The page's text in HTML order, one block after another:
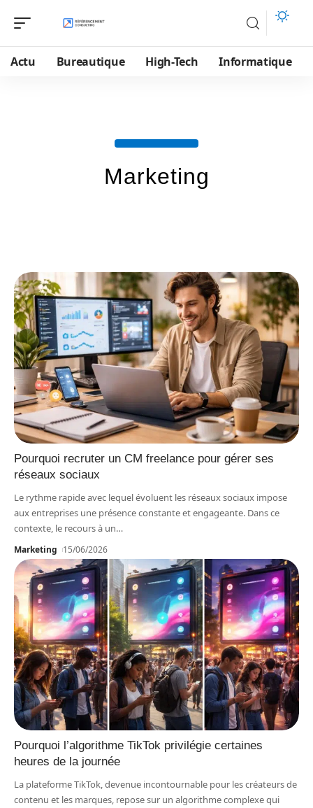
Actu Bureautique High-Tech Informatique
Marketing
Pourquoi recruter un CM freelance pour gérer ses
réseaux sociaux
Le rythme rapide avec lequel évoluent les réseaux sociaux impose
aux entreprises une présence constante et engageante. Dans ce
contexte, le recours à un…
Marketing 15/06/2026
Pourquoi l’algorithme TikTok privilégie certaines
heures de la journée
La plateforme TikTok, devenue incontournable pour les créateurs de
contenu et les marques, repose sur un algorithme complexe qui